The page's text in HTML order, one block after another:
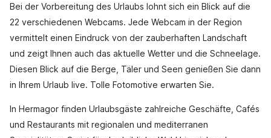
Bei der Vorbereitung des Urlaubs lohnt sich ein Blick auf die
22 verschiedenen Webcams. Jede Webcam in der Region
vermittelt einen Eindruck von der zauberhaften Landschaft
und zeigt Ihnen auch das aktuelle Wetter und die Schneelage.
Diesen Blick auf die Berge, Täler und Seen genießen Sie dann
in Ihrem Urlaub live. Tolle Fotomotive erwarten Sie.
In Hermagor finden Urlaubsgäste zahlreiche Geschäfte, Cafés
und Restaurants mit regionalen und mediterranen